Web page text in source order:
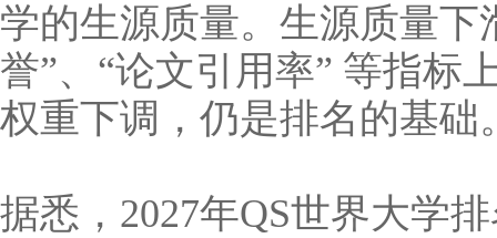
学的生源质量。生源质量下
誉”、“论文引用率” 等指标
权重下调，仍是排名的基础
据悉，2027年QS世界大学